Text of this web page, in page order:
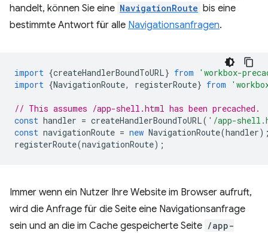
handelt, können Sie eine NavigationRoute bis eine
bestimmte Antwort für alle Navigationsanfragen.
import {createHandlerBoundToURL} from
'workbox-
import {NavigationRoute, registerRoute} from
// This assumes /app-shell.html has been precached.
const handler = createHandlerBoundToURL( '/app-
const navigationRoute = new NavigationRoute(handler
registerRoute(navigationRoute);
Immer wenn ein Nutzer Ihre Website im Browser aufruft,
wird die Anfrage für die Seite eine Navigationsanfrage
sein und an die im Cache gespeicherte Seite /app-